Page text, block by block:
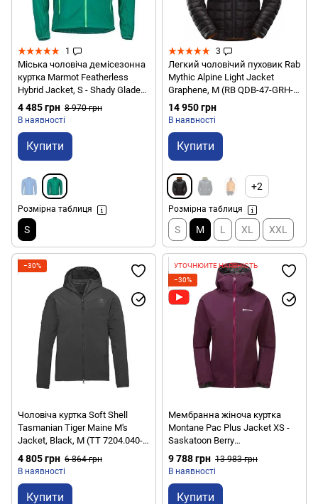
1
Міська чоловіча демісезонна
куртка Marmot Featherless
Hybrid Jacket, S - Shady Glade
(MRT 40550.4770-S)
4 485 грн 8 970 грн
В наявності
Купити
Розмірна таблиця
S
3
Легкий чоловічий пуховик Rab
Mythic Alpine Light Jacket
Graphene, M (RB QDB-47-GRH-
MED)
14 950 грн
В наявності
Купити
+2
Розмірна таблиця
S M L XL XXL
−30%
Чоловіча куртка Soft Shell
Tasmanian Tiger Maine M's
Jacket, Black, M (TT 7204.040-
M)
4 805 грн 6 864 грн
В наявності
Купити
УТОЧНЮЙТЕ НАЯВНІСТЬ
−30%
Мембранна жіноча куртка
Montane Pac Plus Jacket XS -
Saskatoon Berry
(FPPLJSASA08)
9 788 грн 13 983 грн
В наявності
Купити